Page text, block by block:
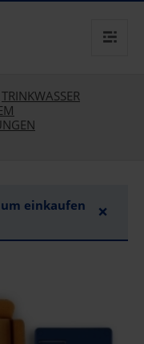
TRINKWASSER
um einkaufen
×